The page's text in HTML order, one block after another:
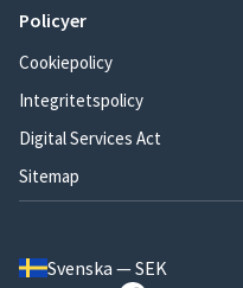
Policyer
Cookiepolicy
Integritetspolicy
Digital Services Act
Sitemap
Svenska — SEK